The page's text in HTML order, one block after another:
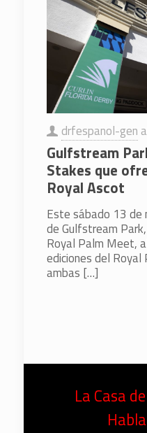
drfespanol-gen
Gulfstream
Stakes que
Royal Ascot
Este sábado 13 de
de Gulfstream
Royal Palm Meet,
ediciones del Royal
ambas […]
La Casa